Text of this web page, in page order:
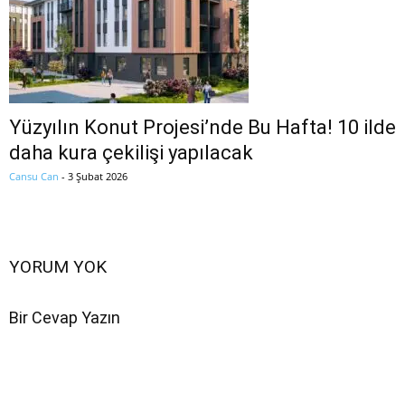
Yüzyılın Konut Projesi’nde Bu Hafta! 10 ilde
daha kura çekilişi yapılacak
Cansu Can - 3 Şubat 2026
YORUM YOK
Bir Cevap Yazın